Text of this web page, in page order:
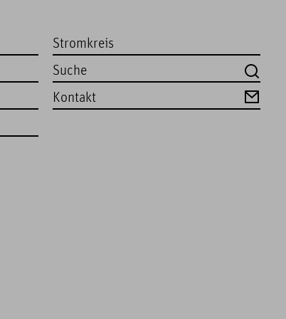
Stromkreis
Kontakt